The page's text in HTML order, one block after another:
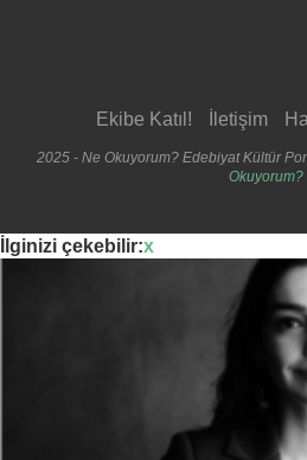
Ekibe Katıl! İletişim
2025 - Ne Okuyorum? Edebiyat Kültür
Okuyorum?
İlginizi çekebilir:x